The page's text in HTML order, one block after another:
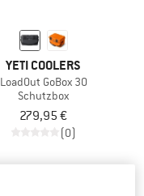
YETI COOLERS
LoadOut GoBox 30
Schutzbox
279,95 €
(0)